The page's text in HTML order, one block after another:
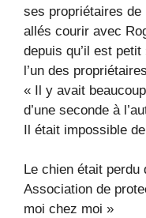
ses propriétaires de
allés courir avec
depuis qu’il est
l’un des
« Il y avait
d’une seconde à
Il était impossible
Le chien était perdu
Association de
moi chez moi »